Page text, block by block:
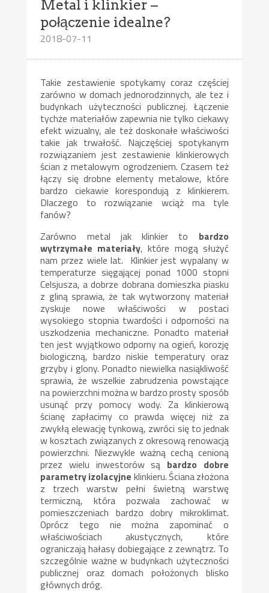
Metal i klinkier –
połączenie idealne?
2018-07-11
Takie zestawienie spotykamy coraz częściej
zarówno w domach jednorodzinnych, ale tez i
budynkach użyteczności publicznej. Łączenie
tychże materiałów zapewnia nie tylko ciekawy
efekt wizualny, ale też doskonałe właściwości
takie jak trwałość. Najczęściej spotykanym
rozwiązaniem jest zestawienie klinkierowych
ścian z metalowym ogrodzeniem. Czasem też
łączy się drobne elementy metalowe, które
bardzo ciekawie korespondują z klinkierem.
Dlaczego to rozwiązanie wciąż ma tyle
fanów?
Zarówno metal jak klinkier to bardzo
wytrzymałe materiały, które mogą służyć
nam przez wiele lat. Klinkier jest wypalany w
temperaturze sięgającej ponad 1000 stopni
Celsjusza, a dobrze dobrana domieszka piasku
z gliną sprawia, że tak wytworzony materiał
zyskuje nowe właściwości w postaci
wysokiego stopnia twardości i odporności na
uszkodzenia mechaniczne. Ponadto materiał
ten jest wyjątkowo odporny na ogień, korozję
biologiczną, bardzo niskie temperatury oraz
grzyby i glony. Ponadto niewielka nasiąkliwość
sprawia, że wszelkie zabrudzenia powstające
na powierzchni można w bardzo prosty sposób
usunąć przy pomocy wody. Za klinkierową
ścianę zapłacimy co prawda więcej niż za
zwykłą elewację tynkową, zwróci się to jednak
w kosztach związanych z okresową renowacją
powierzchni. Niezwykle ważną cechą cenioną
przez wielu inwestorów są bardzo dobre
parametry izolacyjne klinkieru. Ściana złożona
z trzech warstw pełni świetną warstwę
termiczną, która pozwala zachować w
pomieszczeniach bardzo dobry mikroklimat.
Oprócz tego nie można zapominać o
właściwościach akustycznych, które
ograniczają hałasy dobiegające z zewnątrz. To
szczególnie ważne w budynkach użyteczności
publicznej oraz domach położonych blisko
głównych dróg.